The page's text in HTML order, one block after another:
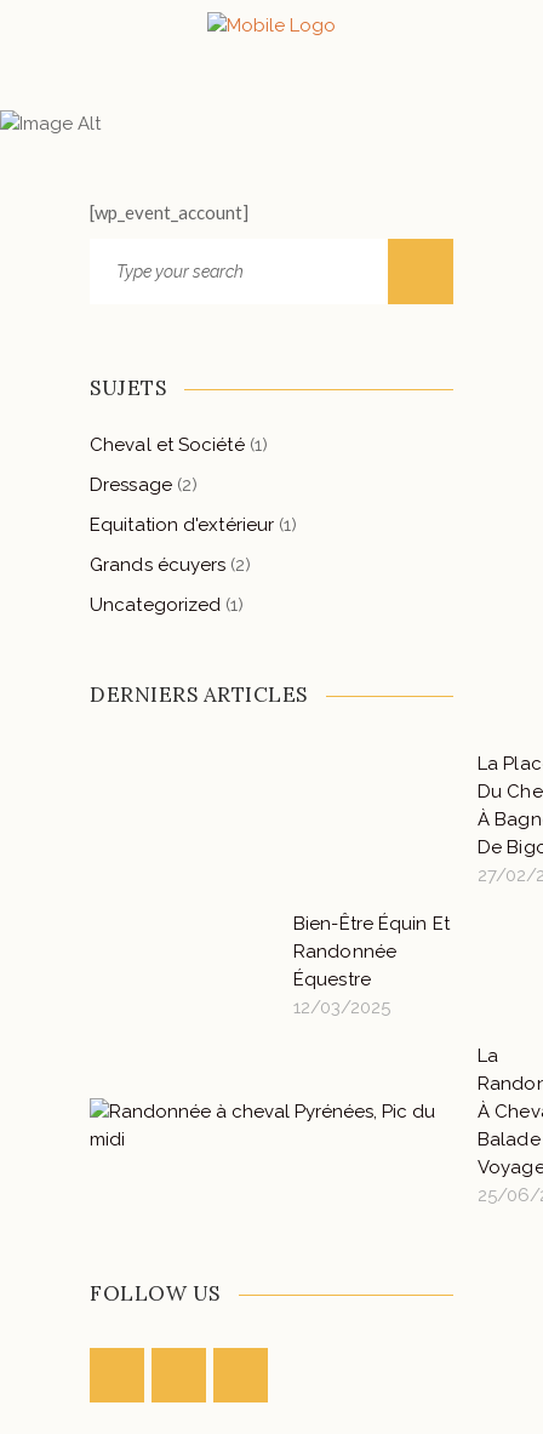
[wp_event_account]
SUJETS
Cheval et Société(1)
Dressage(2)
Equitation d'extérieur (1)
Grands écuyers (2)
Uncategorized (1)
DERNIERS ARTICLES
La
Du
À
De
27/02/
Bien-Être Équin Et
Randonnée
Équestre
12/03/2025
La
À
Balade
25/06/
FOLLOW US